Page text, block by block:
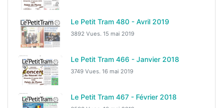
Le Petit Tram 480 - Avril 2019
3892 Vues. 15 mai 2019
Le Petit Tram 466 - Janvier 2018
3749 Vues. 16 mai 2019
Le Petit Tram 467 - Février 2018